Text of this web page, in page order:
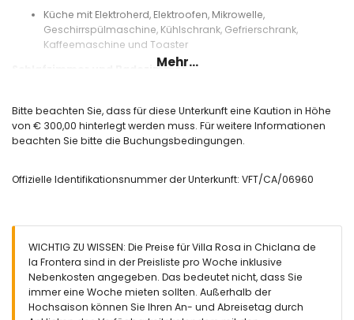
Küche mit Elektroherd, Elektroofen, Mikrowelle,
Geschirrspülmaschine, Kühlschrank, Gefrierschrank,
Kaffeemaschine und Toaster
Schlafzimmer und Badezimmer
3 Schlafzimmer, jedes mit 2 Einzelbetten und Klimaanlage
Badezimmer mit Einzelwaschbecken, Duschbadewanne,
Bidet und Toilette
lagunenförmiger Gemeinschaftspool
Kinderbecken
Garten mit Rasen, Bäumen und Gartenmöbel mit
Sonnenliegen
Gemeinschaftsgarten mit Rasen und Bäumen
überdachte Terrasse
Mehr...
Bitte beachten Sie, dass für diese Unterkunft eine Kaution in Höhe
von € 300,00 hinterlegt werden muss. Für weitere Informationen
beachten Sie bitte die Buchungsbedingungen.
Offizielle Identifikationsnummer der Unterkunft: VFT/CA/06960
WICHTIG ZU WISSEN: Die Preise für Villa Rosa in Chiclana de
la Frontera sind in der Preisliste pro Woche inklusive
Nebenkosten angegeben. Das bedeutet nicht, dass Sie
immer eine Woche mieten sollten. Außerhalb der
Hochsaison können Sie Ihren An- und Abreisetag durch